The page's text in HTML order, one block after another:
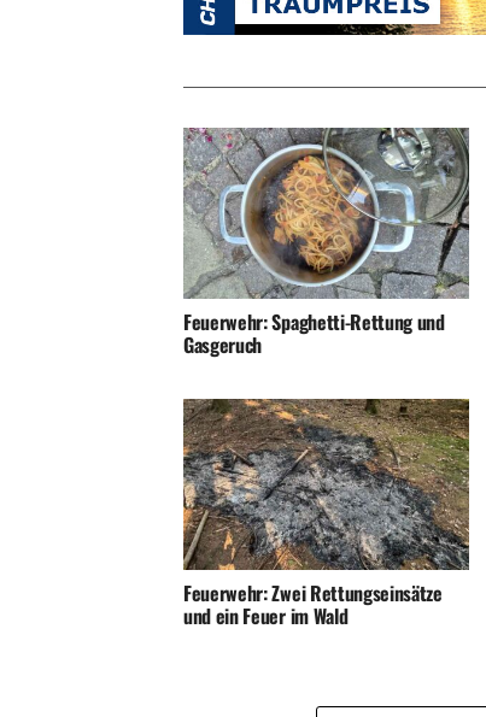
Feuerwehr: Spaghetti-Rettung und
Gasgeruch
Feuerwehr: Zwei Rettungseinsätze
und ein Feuer im Wald